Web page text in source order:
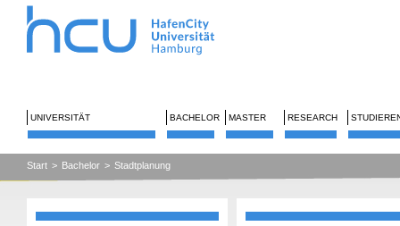
UNIVERSITÄT BACHELOR MASTER RESEARCH
Start > Bachelor > Stadtplanung